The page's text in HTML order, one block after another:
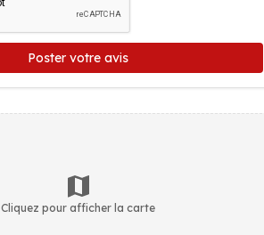
Poster votre avis
Cliquez pour afficher la carte